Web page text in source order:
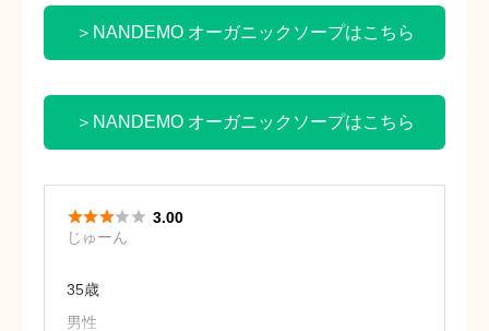
＞NANDEMO オーガニックソープはこちら
＞NANDEMO オーガニックソープはこちら
35歳
男性
じゅーん
 3.00